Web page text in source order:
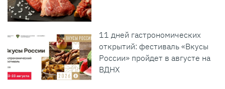
11 дней гастрономических
открытий: фестиваль «Вкусы
России» пройдет в августе на
ВДНХ